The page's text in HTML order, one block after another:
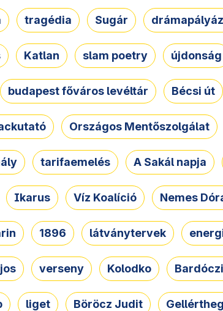
tragédia Sugár
Katlan slam poetry újdonság
budapest főváros levéltár Bécsi út
Országos Mentőszolgálat
tarifaemelés A Sakál napja
Ikarus Víz Koalíció Nemes
1896 látványtervek
verseny Kolodko
liget Böröcz Judit